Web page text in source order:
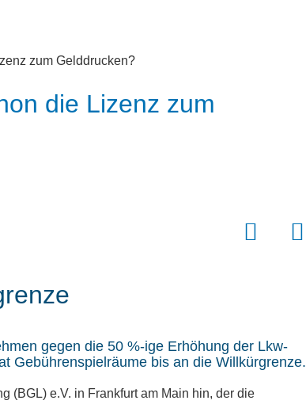
zum Gelddrucken?
die Lizenz zum
gegen die 50 %-ige Erhöhung der Lkw-
Gebührenspielräume bis an die Willkürgrenze.
(BGL) e.V. in Frankfurt am Main hin, der die